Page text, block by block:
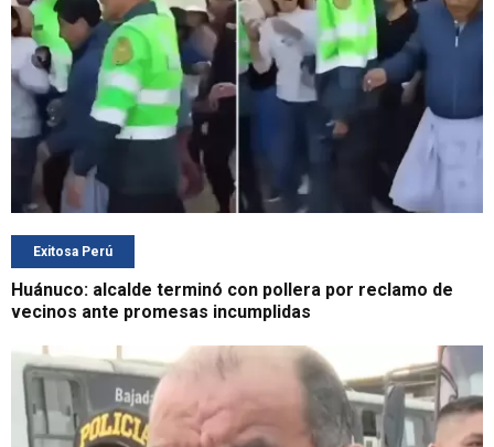
Exitosa Perú
Huánuco: alcalde terminó con pollera por reclamo de
vecinos ante promesas incumplidas